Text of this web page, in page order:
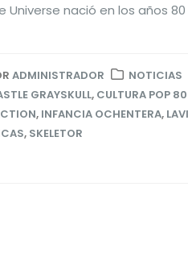
Universe nació en los años
ADMINISTRADOR
NOTICIAS
GRAYSKULL, CULTURA POP
, INFANCIA OCHENTERA,
, SKELETOR